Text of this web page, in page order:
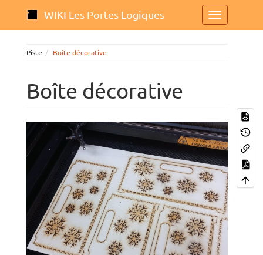
WIKI Les Portes Logiques
Piste Boîte décorative
Boîte décorative